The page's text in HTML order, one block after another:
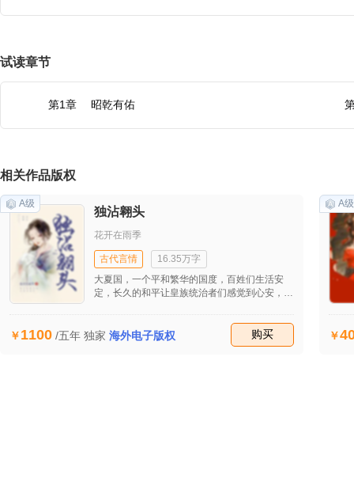
试读章节
第1章 昭乾有佑
相关作品版权
A级
独沾翱头
花开在雨季
古代言情
16.35万字
大夏国，一个平和繁华的国度，百姓们生活安
定，长久的和平让皇族统治者们感觉到心安，但
名字叫董月，出水肤蓉那样艳丽柔美，有着让所
有男子为之倾心的绝色，生在官家，她命运不由
1100 /五年 独家 海外电子版权 购买
A级